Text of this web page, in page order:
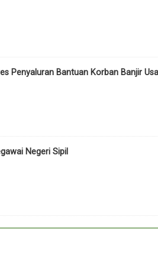
Penyaluran Bantuan Korban Banjir
Negeri Sipil